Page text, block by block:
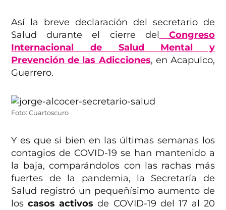
Así la breve declaración del secretario de
Salud durante el cierre del Congreso
Internacional de Salud Mental y
Prevención de las Adicciones, en Acapulco,
Guerrero.
Foto: Cuartoscuro
Y es que si bien en las últimas semanas los
contagios de COVID-19 se han mantenido a
la baja, comparándolos con las rachas más
fuertes de la pandemia, la Secretaría de
Salud registró un pequeñísimo aumento de
los casos activos de COVID-19 del 17 al 20